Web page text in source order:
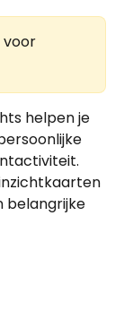
voor
helpen je
belangrijke